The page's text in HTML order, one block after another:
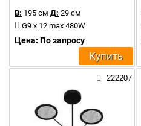
В: 195 см Д: 29 см
G9 x 12 max 480W
Цена: По запросу
Купить
222207